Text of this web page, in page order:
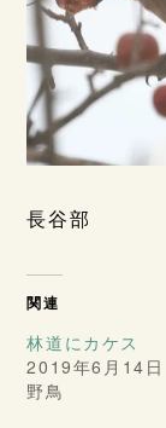
長谷部
関連
林道にカケス
2019年6月14日
野鳥